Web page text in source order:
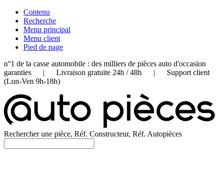
Contenu
Recherche
Menu principal
Menu client
Pied de page
n°1 de la casse automobile : des milliers de pièces auto d'occasion
garanties | Livraison gratuite 24h / 48h | Support client
(Lun-Ven 9h-18h)
Rechercher une pièce, Réf. Constructeur, Réf. Autopièces